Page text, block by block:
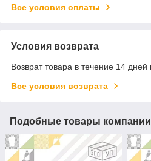
Все условия оплаты
Условия возврата
Возврат товара в течение 14 дней
Все условия возврата
Подобные товары компании